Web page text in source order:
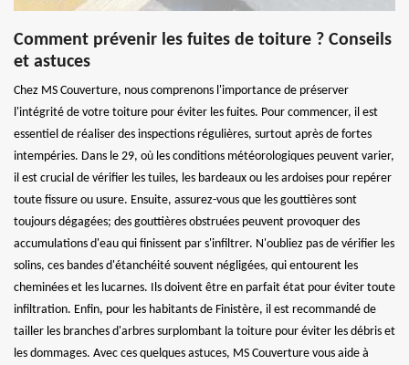
Comment prévenir les fuites de toiture ? Conseils
et astuces
Chez MS Couverture, nous comprenons l'importance de préserver
l'intégrité de votre toiture pour éviter les fuites. Pour commencer, il est
essentiel de réaliser des inspections régulières, surtout après de fortes
intempéries. Dans le 29, où les conditions météorologiques peuvent varier,
il est crucial de vérifier les tuiles, les bardeaux ou les ardoises pour repérer
toute fissure ou usure. Ensuite, assurez-vous que les gouttières sont
toujours dégagées; des gouttières obstruées peuvent provoquer des
accumulations d'eau qui finissent par s'infiltrer. N'oubliez pas de vérifier les
solins, ces bandes d'étanchéité souvent négligées, qui entourent les
cheminées et les lucarnes. Ils doivent être en parfait état pour éviter toute
infiltration. Enfin, pour les habitants de Finistère, il est recommandé de
tailler les branches d'arbres surplombant la toiture pour éviter les débris et
les dommages. Avec ces quelques astuces, MS Couverture vous aide à